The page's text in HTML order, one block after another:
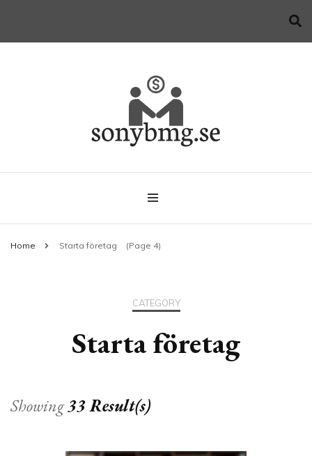
sonybmg.se
Home Starta företag (Page 4)
CATEGORY
Starta företag
Showing33 Result(s)